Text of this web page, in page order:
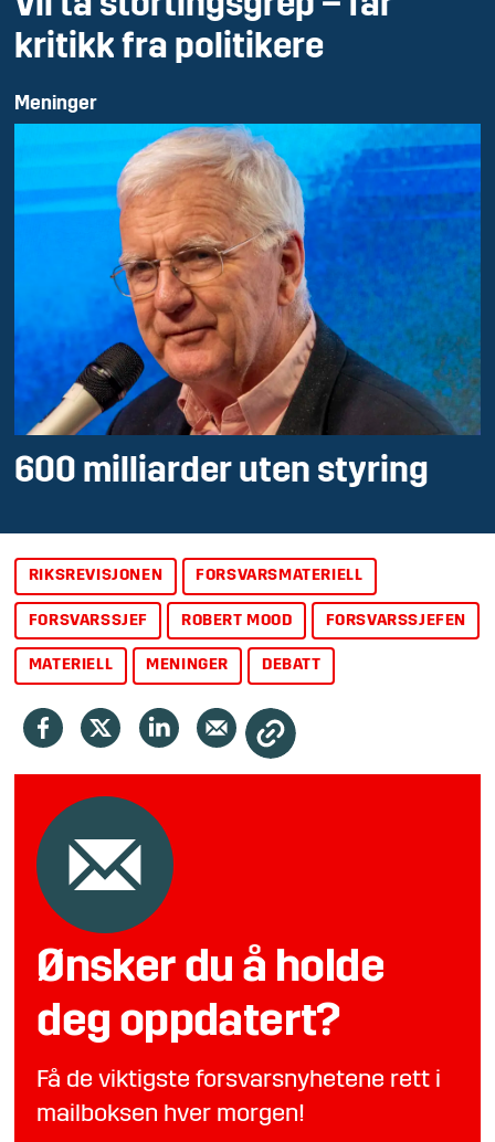
kritikk fra politikere
Meninger
600 milliarder uten styring
RIKSREVISJONEN FORSVARSMATERIELL
FORSVARSSJEF ROBERT MOOD FORSVARSSJEFEN
MATERIELL MENINGER DEBATT
Ønsker du å holde
deg oppdatert?
Få de viktigste forsvarsnyhetene rett i
mailboksen hver morgen!